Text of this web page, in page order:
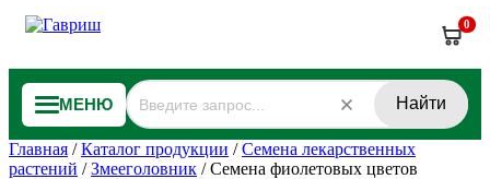
0
МЕНЮ Найти
Главная /Каталог продукции /Семена лекарственных
растений /Змееголовник /Семена фиолетовых цветов